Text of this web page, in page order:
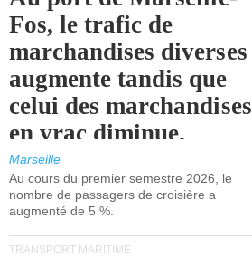
Fos, le trafic de
marchandises diverses
augmente tandis que
celui des marchandises
en vrac diminue.
Marseille
Au cours du premier semestre 2026, le
nombre de passagers de croisière a
augmenté de 5 %.
TRANSPORT MARITIME